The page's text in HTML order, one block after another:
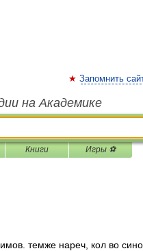
Запомнить
на Академике
Книги Игры ⚽
темже нареч, кол во